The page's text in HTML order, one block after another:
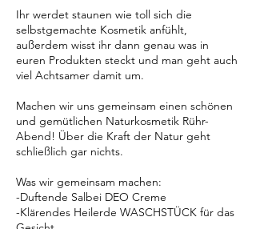
Ihr werdet staunen wie toll sich die
selbstgemachte Kosmetik anfühlt,
außerdem wisst ihr dann genau was in
euren Produkten steckt und man geht auch
viel Achtsamer damit um.
Machen wir uns gemeinsam einen schönen
und gemütlichen Naturkosmetik Rühr-
Abend! Über die Kraft der Natur geht
schließlich gar nichts.
Was wir gemeinsam machen:
-Duftende Salbei DEO Creme
-Klärendes Heilerde WASCHSTÜCK für das